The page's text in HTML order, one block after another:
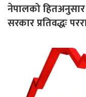
नेपालको
सरकार प्रतिवद्धः